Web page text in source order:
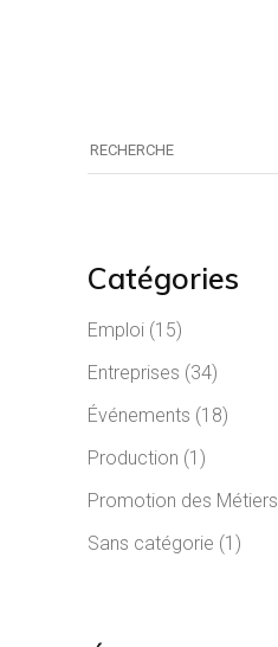
de:
Catégories
Emploi (15)
Entreprises (34)
Événements (18)
Production (1)
Promotion des Métiers
Sans catégorie (1)